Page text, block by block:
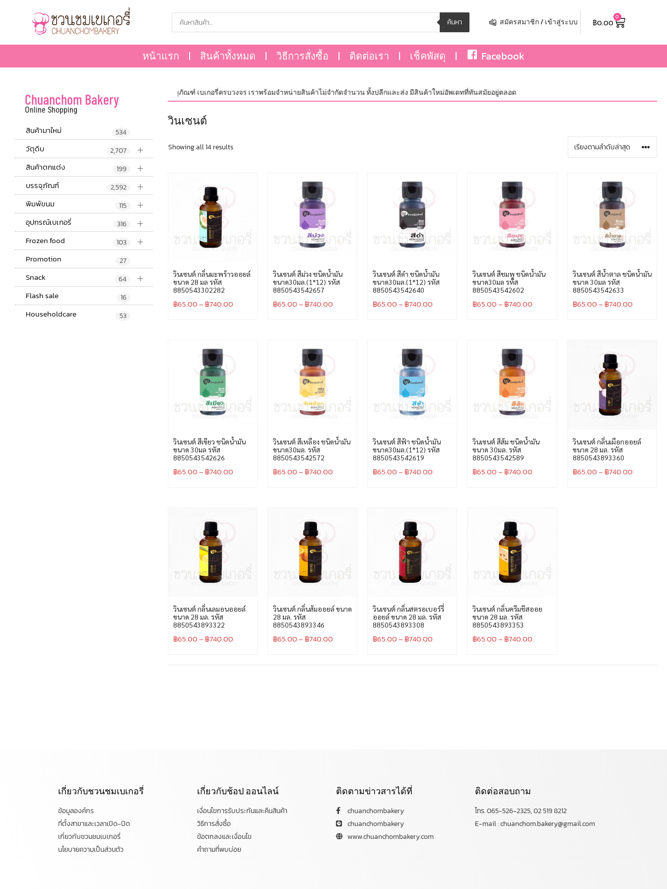
ค้นหา สมัครสมาชิก / เข้าสู่ระบบ ฿0.00 0
หน้าแรก สินค้าทั้งหมด วิธีการสั่งซื้อ ติดต่อเรา เช็คพัสดุ Facebook
Chuanchom Bakery
Online Shopping
สินค้ามาใหม่ 534
+
วัตุดิบ 2,707
+
สินค้าตกแต่ง 199
+
บรรจุภัณฑ์ 2,592
+
พิมพ์ขนม 115
+
อุปกรณ์เบเกอรี่ 316
+
Frozen food 103
Promotion 27
+
Snack 64
Flash sale 16
Householdcare 53
ศูนย์รวม วัตถุดิบ,อุปกรณ์ และบรรจุภัณฑ์ เบเกอรี่ครบวงจร เราพร้อมจำหน่ายสินค้าไม่จำกัดจำนวน ทั้งปลีกและส่ง มีสินค้าใหม่อัพเดทที่ทันสมัยอยู่ตลอด
วินเซนต์
Showing all 14 results
วินเซนต์ กลิ่นมะพร้าวออยล์
ขนาด 28 มล รหัส
8850543302282
฿65.00– ฿740.00
วินเซนต์ สีม่วง ชนิดน้ำมัน
ขนาด30มล.(1*12) รหัส
8850543542657
฿65.00– ฿740.00
วินเซนต์ สีดำ ชนิดน้ำมัน
ขนาด30มล.(1*12) รหัส
8850543542640
฿65.00– ฿740.00
วินเซนต์ สีชมพู ชนิดน้ำมัน
ขนาด30มล รหัส
8850543542602
฿65.00– ฿740.00
วินเซนต์ สีน้ำตาล ชนิดน้ำมัน
ขนาด 30มล รหัส
8850543542633
฿65.00– ฿740.00
วินเซนต์ สีเขียว ชนิดน้ำมัน
ขนาด 30มล รหัส
8850543542626
฿65.00– ฿740.00
วินเซนต์ สีเหลือง ชนิดน้ำมัน
ขนาด30มล. รหัส
8850543542572
฿65.00– ฿740.00
วินเซนต์ สีฟ้า ชนิดน้ำมัน
ขนาด30มล.(1*12) รหัส
8850543542619
฿65.00– ฿740.00
วินเซนต์ สีส้ม ชนิดน้ำมัน
ขนาด 30มล. รหัส
8850543542589
฿65.00– ฿740.00
วินเซนต์ กลิ่นเผือกออยล์
ขนาด 28 มล. รหัส
8850543893360
฿65.00– ฿740.00
วินเซนต์ กลิ่นเลมอนออยล์
ขนาด 28 มล. รหัส
8850543893322
฿65.00– ฿740.00
วินเซนต์ กลิ่นส้มออยล์ ขนาด
28 มล. รหัส
8850543893346
฿65.00– ฿740.00
วินเซนต์ กลิ่นสตรอเบอร์รี่
ออยล์ ขนาด 28 มล. รหัส
8850543893308
฿65.00– ฿740.00
วินเซนต์ กลิ่นครีมชีสออย
ขนาด 28 มล. รหัส
8850543893353
฿65.00– ฿740.00
เกี่ยวกับชวนชมเบเกอรี่
ข้อมูลองค์กร
ที่ตั้งสาขาและเวลาเปิด-ปิด
เกี่ยวกับชวนชมเบเกอรี่
นโยบายความเป็นส่วนตัว
เกี่ยวกับช้อป ออนไลน์
เงื่อนไขการรับประกันและคืนสินค้า
วิธีการสั่งซื้อ
ข้อตกลงและเงื่อนไข
คำถามที่พบบ่อย
ติดตามข่าวสารได้ที่
chuanchombakery
chuanchombakery
www.chuanchombakery.com
ติดต่อสอบถาม
โทร. 065-526-2325, 02 519 8212
E-mail : chuanchom.bakery@gmail.com